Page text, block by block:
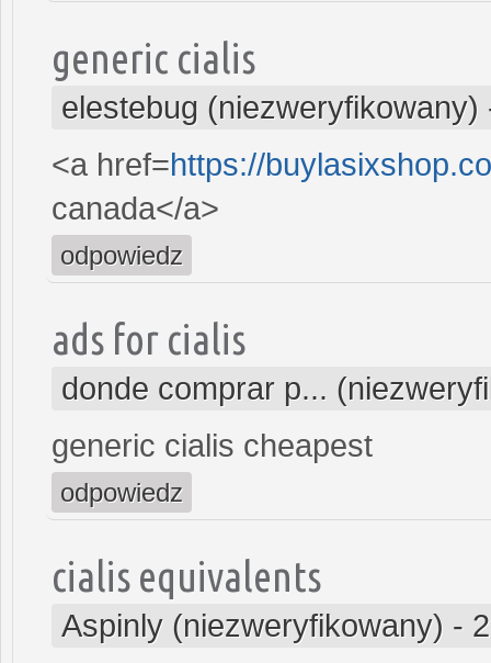
generic cialis
elestebug (niezweryfikowany)
<a href=https://
canada</a>
odpowiedz
ads for cialis
donde comprar p...
generic cialis cheapest
odpowiedz
cialis equivalents
Aspinly (niezweryfikowany) -